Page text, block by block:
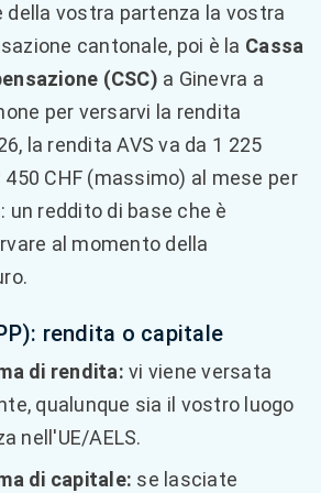
della vostra partenza la vostra
cantonale, poi è la Cassa
(CSC) a Ginevra a
per versarvi la rendita
la rendita AVS va da 1 225
450 CHF (massimo) al mese per
un reddito di base che è
al momento della
rendita o capitale
di rendita: vi viene versata
qualunque sia il vostro luogo
nell'UE/AELS.
di capitale: se lasciate